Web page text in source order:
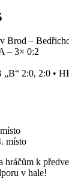
Brod –
– 3× 0:2
2:0, 2:0 •
místo
hráčům k
v hale!